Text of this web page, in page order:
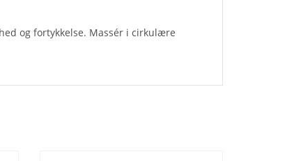
og fortykkelse. Massér i cirkulære